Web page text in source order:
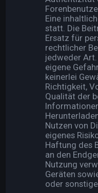
Eine
statt. Die
Ersatz für
rechtlicher
jedweder
eigene
keinerlei
Richtigkeit,
Qualität der
Nutzen von
eigenes
Haftung des
an den
Nutzung
Geräten
oder